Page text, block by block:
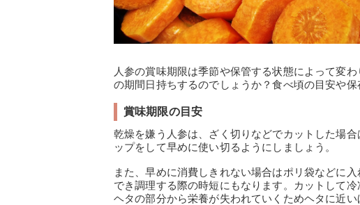
人参の賞味期限は季節や保管する状態によって変
の期間日持ちするのでしょうか？食べ頃の目安や
賞味期限の目安
乾燥を嫌う人参は、ざく切りなどでカットした場
ップをして早めに使い切るようにしましょう。
また、早めに消費しきれない場合はポリ袋などに
でき調理する際の時短にもなります。カットして
ヘタの部分から栄養が失われていくためヘタに近